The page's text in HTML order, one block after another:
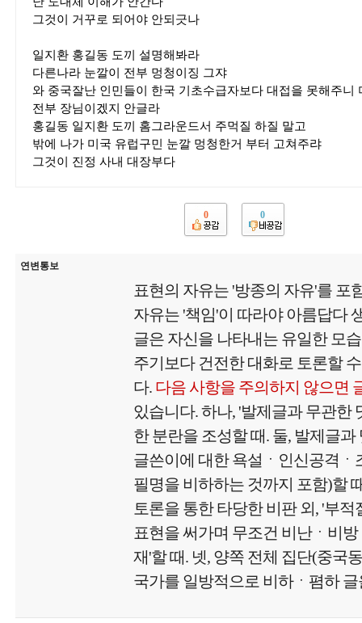
그것이 거꾸로 되어야 안되긋나
일지환 홍길동 도끼 설명해봐라
다른나라 눈깔이 전부 멍청이징 그쟈
와 중국잘난 인민들이 한국 기초수급자보다 대접을 못해주니
전부 장님이겠지 안글라
홍길동 일지환 도끼 홈그라운드서 주먹질 하질 말고
밖에 나가 미국 유럽구민 눈깔 멍청한거 부터 고쳐주랴
그것이 진정 사내 대장부다
0 0
연변통보
표현의 자유는 '방종의 자유'를 포
자유는 '책임'이 따라야 아름답다
글은 자신을 나타내는 유일한 모
주기보다 건전한 대화로 토론할
다. 다음 사항을 주의하지 않으면
있습니다. 하나, '발제글과 무관한
한 분란을 조성할 때. 둘, 발제글
글쓴이에 대한 욕설ㆍ인신공격ㆍ
필명을 비하하는 것까지 포함)할
토론을 통한 타당한 비판 외, '부
표현을 써가며 무조건 비난ㆍ비
재'할 때. 넷, 양쪽 전체 집단(중국
국가를 일방적으로 비하ㆍ폄하 글